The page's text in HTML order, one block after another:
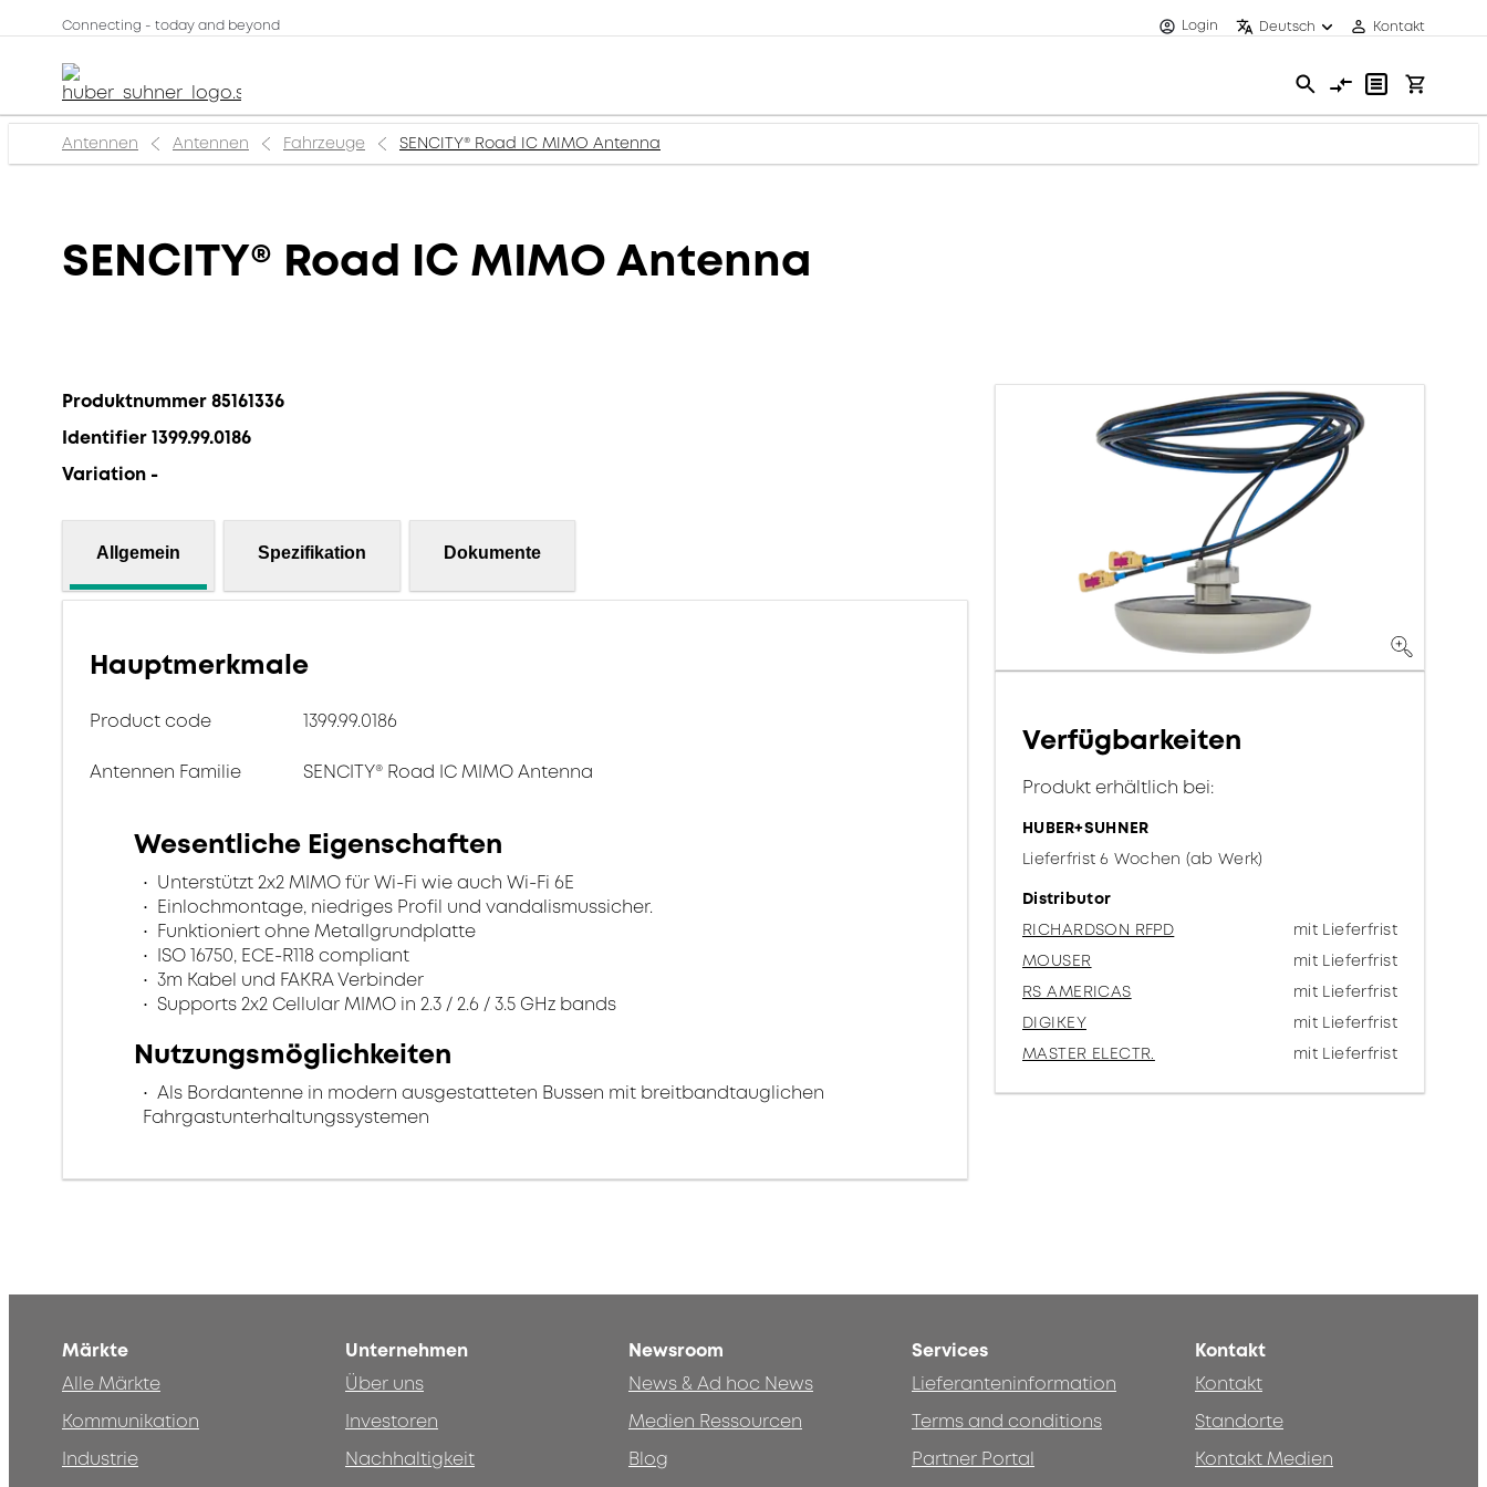
Connecting - today and beyond Login Deutsch Kontakt
Antennen Antennen Fahrzeuge SENCITY® Road IC MIMO Antenna
SENCITY® Road IC MIMO Antenna
Produktnummer 85161336
Identifier 1399.99.0186
Variation -
Allgemein Spezifikation Dokumente
Hauptmerkmale
Product code 1399.99.0186
Antennen Familie SENCITY® Road IC MIMO Antenna
Wesentliche Eigenschaften
Unterstützt 2x2 MIMO für Wi-Fi wie auch Wi-Fi 6E
Einlochmontage, niedriges Profil und vandalismussicher.
Funktioniert ohne Metallgrundplatte
ISO 16750, ECE-R118 compliant
3m Kabel und FAKRA Verbinder
Supports 2x2 Cellular MIMO in 2.3 / 2.6 / 3.5 GHz bands
Nutzungsmöglichkeiten
Als Bordantenne in modern ausgestatteten Bussen mit breitbandtauglichen
Fahrgastunterhaltungssystemen
Verfügbarkeiten
Produkt erhältlich bei:
HUBER+SUHNER
Lieferfrist 6 Wochen (ab Werk)
Distributor
RICHARDSON RFPD
mit Lieferfrist
MOUSER
mit Lieferfrist
RS AMERICAS
mit Lieferfrist
DIGIKEY
mit Lieferfrist
MASTER ELECTR.
mit Lieferfrist
Märkte
Alle Märkte
Kommunikation
Industrie
Unternehmen
Über uns
Investoren
Nachhaltigkeit
Newsroom
News & Ad hoc News
Medien Ressourcen
Blog
Services
Lieferanteninformation
Terms and conditions
Partner Portal
Kontakt
Kontakt
Standorte
Kontakt Medien